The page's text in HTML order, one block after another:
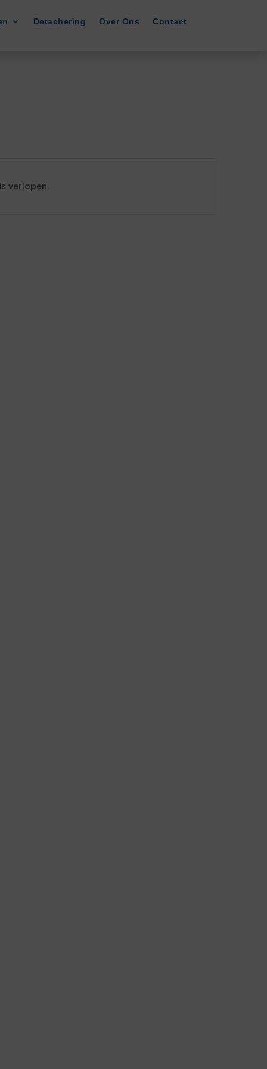
Detachering Over Ons Contact
verlopen.